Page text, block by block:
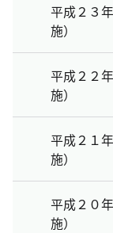
平成２３
施）
平成２２
施）
平成２１
施）
平成２０
施）